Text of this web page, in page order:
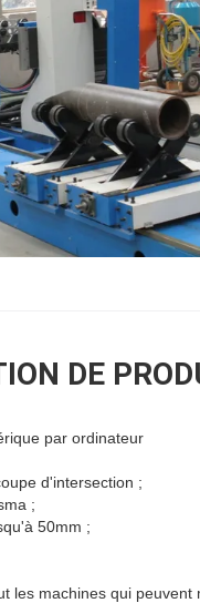
DE
par ordinateur
d'intersection ;
;
50mm ;
les machines qui